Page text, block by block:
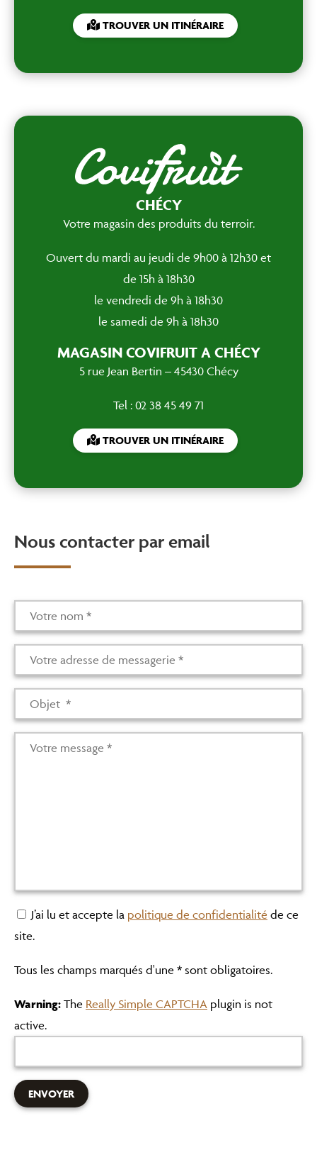
TROUVER UN ITINÉRAIRE
CHÉCY
Votre magasin des produits du terroir.
Ouvert du mardi au jeudi de 9h00 à 12h30 et
de 15h à 18h30
le vendredi de 9h à 18h30
le samedi de 9h à 18h30
MAGASIN COVIFRUIT A CHÉCY
5 rue Jean Bertin – 45430 Chécy
Tel : 02 38 45 49 71
TROUVER UN ITINÉRAIRE
Nous contacter par email
J’ai lu et accepte la politique de confidentialité de ce
site.
Tous les champs marqués d'une * sont obligatoires.
Warning: The Really Simple CAPTCHA plugin is not
active.